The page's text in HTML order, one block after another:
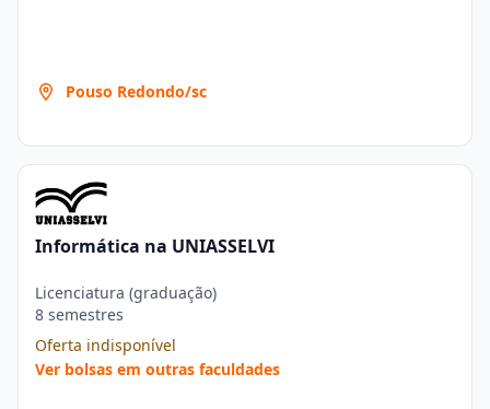
Pouso Redondo/sc
Informática na UNIASSELVI
Licenciatura (graduação)
8 semestres
Oferta indisponível
Ver bolsas em outras faculdades